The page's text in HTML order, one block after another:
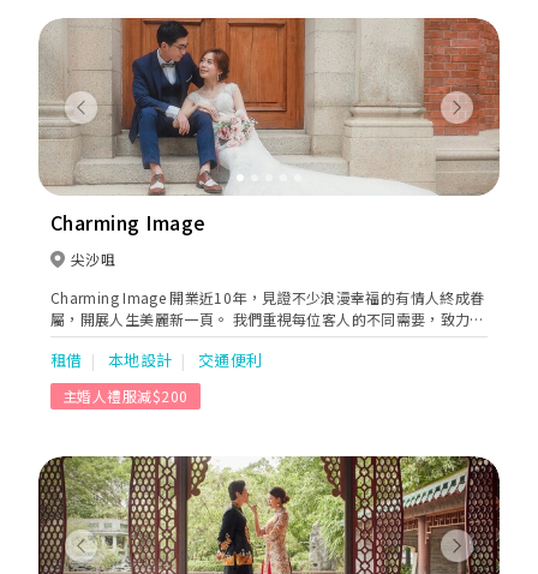
Previous Next
Charming Image
尖沙咀
Charming Image 開業近10年，見證不少浪漫幸福的有情人終成眷
屬，開展人生美麗新一頁。 我們重視每位客人的不同需要，致力搜
羅不同地方的婚紗禮服。專業的後勤團隊亦會為婚宴中的每位準備
好稱身稱心的服飾，以達我們「力追完美」的宗旨。
租借 本地設計 交通便利
主婚人禮服減$200
Previous Next